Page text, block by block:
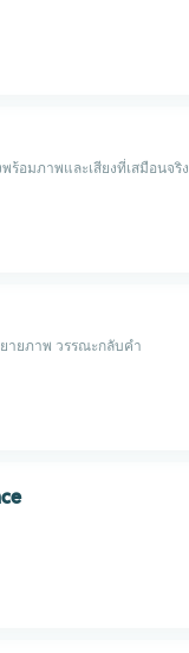
ร้อมภาพและเสียงที่เสมือนจริง
ายภาพ วรรณะกลับคำ